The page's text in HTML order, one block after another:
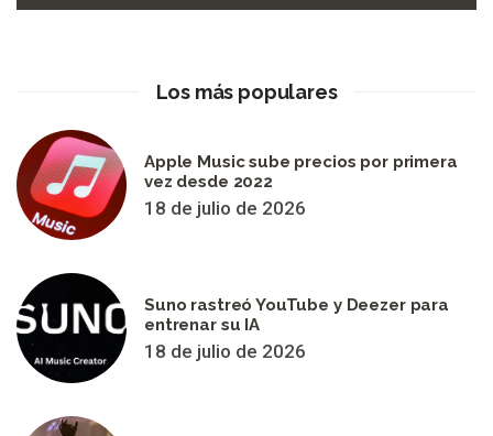
Los más populares
Apple Music sube precios por primera
vez desde 2022
18 de julio de 2026
Suno rastreó YouTube y Deezer para
entrenar su IA
18 de julio de 2026